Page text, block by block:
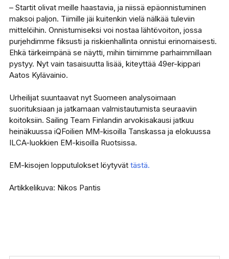
– Startit olivat meille haastavia, ja niissä epäonnistuminen
maksoi paljon. Tiimille jäi kuitenkin vielä nälkää tuleviin
mittelöihin. Onnistumiseksi voi nostaa lähtövoiton, jossa
purjehdimme fiksusti ja riskienhallinta onnistui erinomaisesti.
Ehkä tärkeimpänä se näytti, mihin tiimimme parhaimmillaan
pystyy. Nyt vain tasaisuutta lisää, kiteyttää 49er-kippari
Aatos Kylävainio.
Urheilijat suuntaavat nyt Suomeen analysoimaan
suorituksiaan ja jatkamaan valmistautumista seuraaviin
koitoksiin. Sailing Team Finlandin arvokisakausi jatkuu
heinäkuussa iQFoilien MM-kisoilla Tanskassa ja elokuussa
ILCA-luokkien EM-kisoilla Ruotsissa.
EM-kisojen lopputulokset löytyvät tästä.
Artikkelikuva: Nikos Pantis